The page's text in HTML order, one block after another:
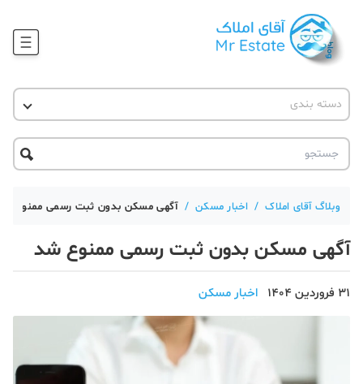
آموزش املاک
حقوقی
دسته بندی
آقای مشاور املاک
آکادمی آقای املاک
آموزش املاک
آموزش پلتفرم آقای املاک
اخبار مسکن
حقوقی
وبلاگ آقای املاک / اخبار مسکن / آگهی مسکن بدون ثبت رسمی ممنوع
آگهی مسکن بدون ثبت رسمی ممنوع شد
31 فروردین 1404 اخبار مسکن